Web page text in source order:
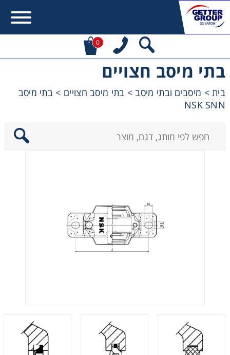
0
בתי מיסב חצויים
בית> מיסבים ובתי מיסב> בתי מיסב חצויים > בתי מיסב
NSK SNN
Contact form not found.
מעונין לקבל הצעת מחיר או מידע עבור:
מקשרים, מצמדים ובלמים
שרשראות, גלגלי שרשרת וגלגלי שיניים
רצועות וי, רצועות תזמון וגלגלים
פיקוד ובקרה